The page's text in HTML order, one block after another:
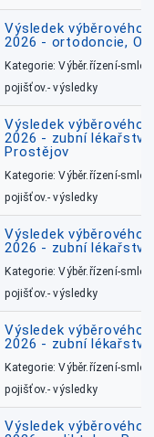
Výsledek výběrového
2026 - ortodoncie,
Kategorie: Výběr.řízení-
pojišťov.- výsledky
Výsledek výběrového
2026 - zubní
Prostějov
Kategorie: Výběr.řízení-
pojišťov.- výsledky
Výsledek výběrového
2026 - zubní
Kategorie: Výběr.řízení-
pojišťov.- výsledky
Výsledek výběrového
2026 - zubní
Kategorie: Výběr.řízení-
pojišťov.- výsledky
Výsledek výběrového